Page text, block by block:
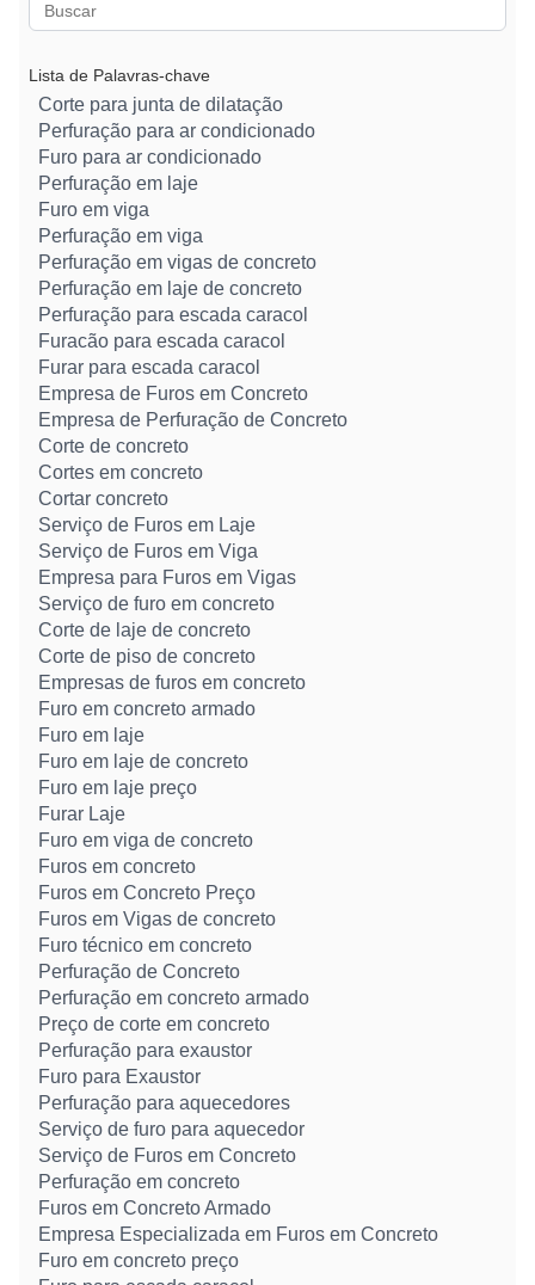
Lista de Palavras-chave
Corte para junta de dilatação
Perfuração para ar condicionado
Furo para ar condicionado
Perfuração em laje
Furo em viga
Perfuração em viga
Perfuração em vigas de concreto
Perfuração em laje de concreto
Perfuração para escada caracol
Furacão para escada caracol
Furar para escada caracol
Empresa de Furos em Concreto
Empresa de Perfuração de Concreto
Corte de concreto
Cortes em concreto
Cortar concreto
Serviço de Furos em Laje
Serviço de Furos em Viga
Empresa para Furos em Vigas
Serviço de furo em concreto
Corte de laje de concreto
Corte de piso de concreto
Empresas de furos em concreto
Furo em concreto armado
Furo em laje
Furo em laje de concreto
Furo em laje preço
Furar Laje
Furo em viga de concreto
Furos em concreto
Furos em Concreto Preço
Furos em Vigas de concreto
Furo técnico em concreto
Perfuração de Concreto
Perfuração em concreto armado
Preço de corte em concreto
Perfuração para exaustor
Furo para Exaustor
Perfuração para aquecedores
Serviço de furo para aquecedor
Serviço de Furos em Concreto
Perfuração em concreto
Furos em Concreto Armado
Empresa Especializada em Furos em Concreto
Furo em concreto preço